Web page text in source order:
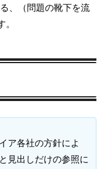
、（問題の靴下を流
。
ア各社の方針によ
見出しだけの参照に